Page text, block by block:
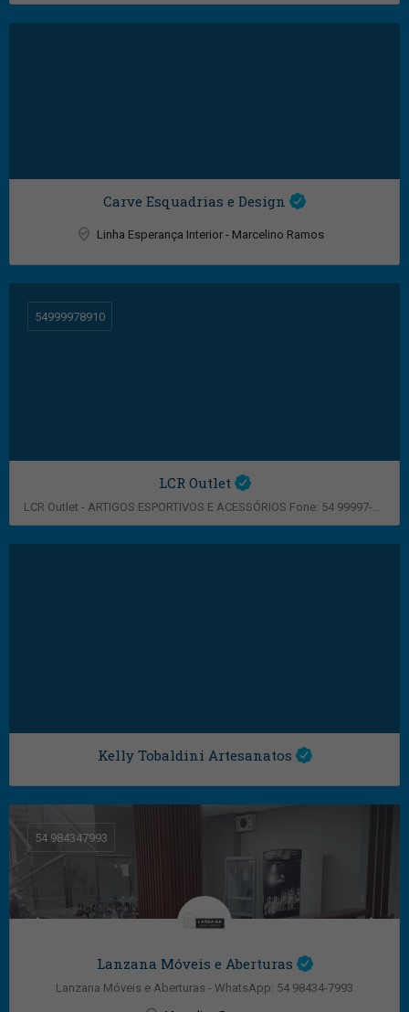
Carve Esquadrias e Design
Linha Esperança Interior - Marcelino Ramos
LCR Outlet
LCR Outlet - ARTIGOS ESPORTIVOS E ACESSÓRIOS Fone: 54 99997-8910
54999978910
Kelly Tobaldini Artesanatos
Lanzana Móveis e Aberturas
Lanzana Móveis e Aberturas - WhatsApp: 54 98434-7993
54 984347993